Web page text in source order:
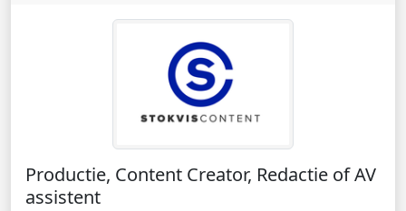
Productie, Content Creator, Redactie of AV
assistent